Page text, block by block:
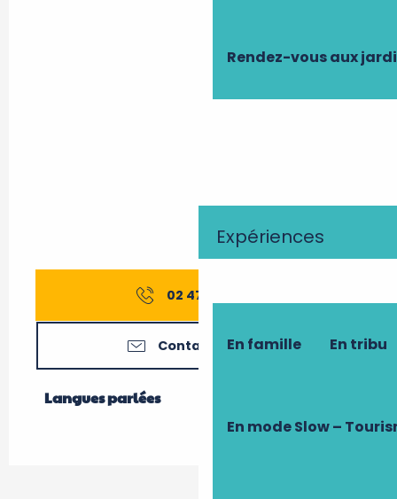
Rendez-vous aux
Expériences
En famille En tribu
En mode Slow –
02 47 92 62
Contactez-nous
Langues parlées
Langues parlées